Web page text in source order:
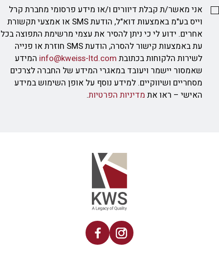
אני מאשר/ת קבלת דיוורים ו/או מידע פרסומי מחברת קרל
וייס בע"מ באמצעות דוא"ל, הודעת SMS או אמצעי תקשורת
אחרים. ידוע לי כי ניתן להסיר את עצמי מרשימת התפוצה בכל
עת באמצעות קישור להסרה, הודעת SMS חוזרת או פנייה
לשירות הלקוחות בכתובת info@kweiss-ltd.com המידע
שאמסור יישמר ויעובד במאגרי המידע של החברה לצרכים
מסחריים ושיווקיים. למידע נוסף על אופן השימוש במידע
האישי – ראו את מדיניות הפרטיות.